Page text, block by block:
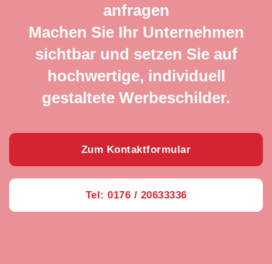
anfragen
Machen Sie Ihr Unternehmen
sichtbar und setzen Sie auf
hochwertige, individuell
gestaltete Werbeschilder.
Zum Kontaktformular
Tel: 0176 / 20633336